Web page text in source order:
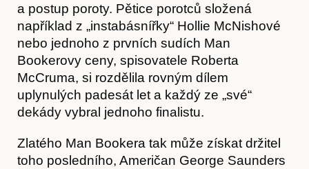
Časopis
a postup poroty. Pětice porotců složená
například z „instabásnířky“ Hollie McNishové
nebo jednoho z prvních sudích Man
Bookerovy ceny, spisovatele Roberta
McCruma, si rozdělila rovným dílem
uplynulých padesát let a každý ze „své“
dekády vybral jednoho finalistu.
Zlatého Man Bookera tak může získat držitel
toho posledního, Američan George Saunders